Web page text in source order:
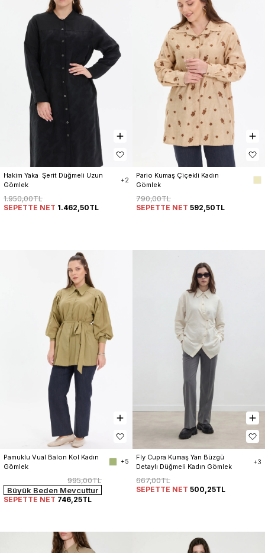
Hakim Yaka  Şerit Düğmeli Uzun
Gömlek
+2
1.950,00TL
SEPETTE NET 1.462,50TL
Pario Kumaş Çiçekli Kadın
Gömlek
790,00TL
SEPETTE NET 592,50TL
Pamuklu Vual Balon Kol Kadın
Gömlek
+5
995,00TL
Büyük Beden Mevcuttur
SEPETTE NET 746,25TL
Fly Cupra Kumaş Yan Büzgü
Detaylı Düğmeli Kadın Gömlek
+3
667,00TL
SEPETTE NET 500,25TL